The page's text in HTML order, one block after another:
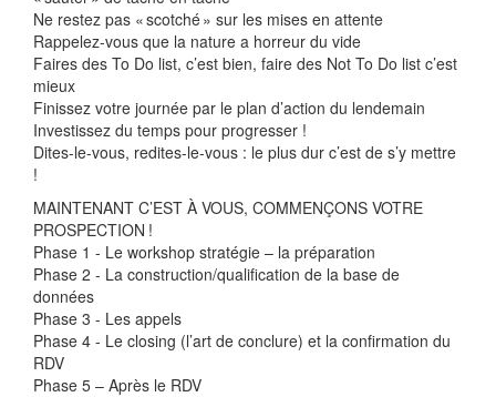
Ne restez pas « scotché » sur les mises en attente
Rappelez-vous que la nature a horreur du vide
Faires des To Do list, c’est bien, faire des Not To Do list c’est
mieux
Finissez votre journée par le plan d’action du lendemain
Investissez du temps pour progresser !
Dites-le-vous, redites-le-vous : le plus dur c’est de s’y mettre
!
MAINTENANT C’EST À VOUS, COMMENÇONS VOTRE
PROSPECTION !
Phase 1 - Le workshop stratégie – la préparation
Phase 2 - La construction/qualification de la base de
données
Phase 3 - Les appels
Phase 4 - Le closing (l’art de conclure) et la confirmation du
RDV
Phase 5 – Après le RDV